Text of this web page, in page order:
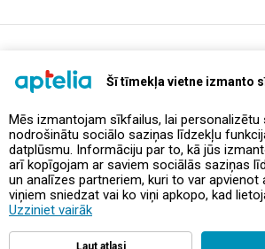
Šī tīmekļa vietne izmanto
Mēs izmantojam sīkfailus, lai personalizētu
nodrošinātu sociālo saziņas līdzekļu
datplūsmu. Informāciju par to, kā jūs
arī kopīgojam ar saviem sociālās saziņas
un analīzes partneriem, kuri to var
viņiem sniedzat vai ko viņi apkopo, kad
Uzziniet vairāk
Ļaut atlasi
Piedāvājumi un akcijas
Kontakti